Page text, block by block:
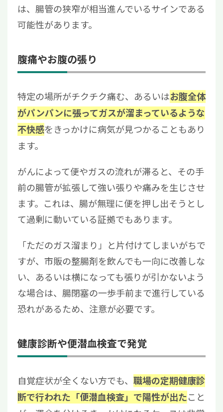
は、腸管の狭窄が相当進んでいるサインである
可能性があります。
腹痛やお腹の張り
特定の場所がチクチク痛む、あるいはお腹全体
がパンパンに張ってガスが溜まっているような
不快感をきっかけに病気が見つかることもあり
ます。
がんによって便やガスの流れが滞ると、その手
前の腸管が拡張して強い張りや痛みを生じさせ
ます。これは、腸が無理に便を押し出そうとし
て過剰に動いている証拠でもあります。
「ただのガス溜まり」と片付けてしまいがちで
すが、市販の整腸剤を飲んでも一向に改善しな
い、あるいは横になっても張りが引かないよう
な場合は、腸閉塞の一歩手前まで進行している
恐れがあるため、注意が必要です。
健康診断や便潜血検査で発覚
自覚症状が全くない方でも、 職場の定期健康診
断で行われた「便潜血検査」で陽性が出たこと